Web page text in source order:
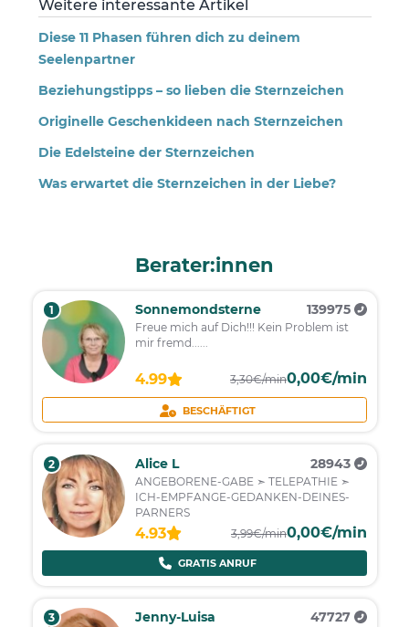
Weitere interessante Artikel
Diese 11 Phasen führen dich zu deinem
Seelenpartner
Beziehungstipps – so lieben die Sternzeichen
Originelle Geschenkideen nach Sternzeichen
Die Edelsteine der Sternzeichen
Was erwartet die Sternzeichen in der Liebe?
Berater:innen
1 Sonnemondsterne 139975
Freue mich auf Dich!!! Kein Problem ist
mir fremd......
4.99 3,30€/min0,00€/min
BESCHÄFTIGT
2 Alice L 28943
ANGEBORENE-GABE ➣ TELEPATHIE ➣
ICH-EMPFANGE-GEDANKEN-DEINES-
PARNERS
4.93 3,99€/min0,00€/min
GRATIS ANRUF
3 Jenny-Luisa 47727